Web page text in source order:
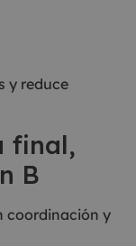
y reduce
final,
B
coordinación y